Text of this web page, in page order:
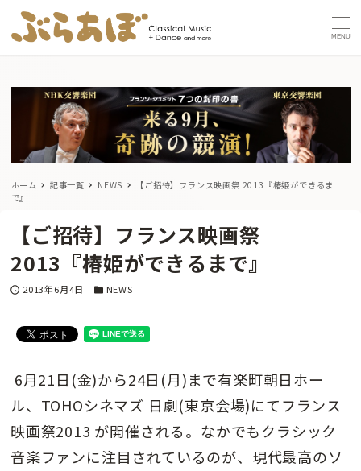
MENU
ホーム 記事一覧 NEWS
【ご招待】フランス映画祭 2013『椿姫ができるま
で』
【ご招待】フランス映画祭
2013『椿姫ができるまで』
投稿日
2013年6月4日 カテゴリー
NEWS
6月21日(金)から24日(月)まで有楽町朝日ホー
ル、TOHOシネマズ 日劇(東京会場)にてフランス
映画祭2013 が開催される。なかでもクラシック
音楽ファンに注目されているのが、現代最高のソ